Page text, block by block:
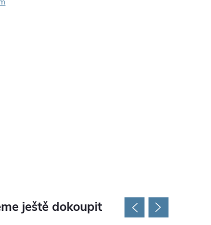
ještě dokoupit